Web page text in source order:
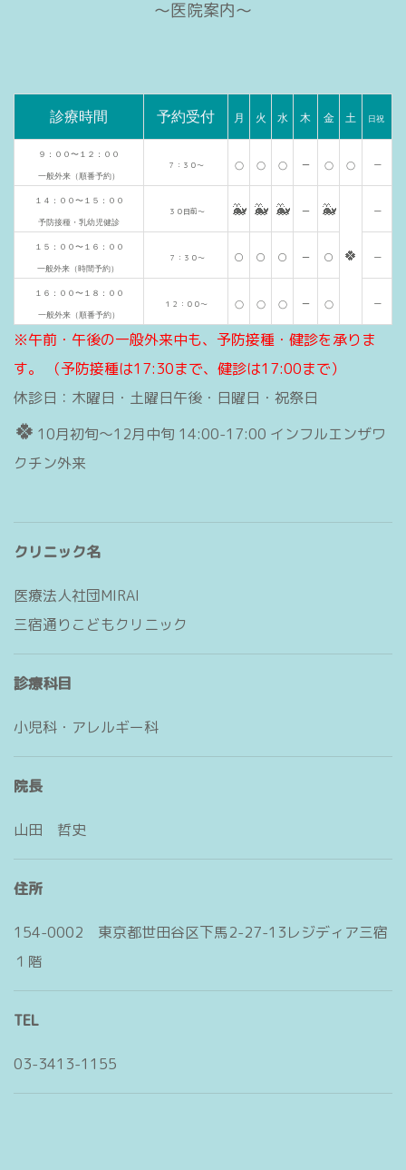
〜医院案内〜
診療時間 予約受付 月 火 水 木 金 土 日祝
９：００〜１２：００
一般外来（順番予約）
７：３０〜 ◯ ◯ ◯ ー ◯ ◯ ー
１４：００〜１５：００
予防接種・乳幼児健診
３０日前〜 🐳 🐳 🐳 ー 🐳
🍀
ー
１５：００〜１６：００
一般外来（時間予約）
７：３０〜 ◯ ◯ ◯ ー ◯ ー
１６：００〜１８：００
一般外来（順番予約）
１２：００〜 ◯ ◯ ◯ ー ◯ ー
※午前・午後の一般外来中も、予防接種・健診を承りま
す。
（予防接種は17:30まで、健診は17:00まで）
休診日：木曜日・土曜日午後・日曜日・祝祭日
🍀 10月初旬〜12月中旬 14:00-17:00 インフルエンザワ
クチン外来
クリニック名
医療法人社団MIRAI
三宿通りこどもクリニック
診療科目
小児科・アレルギー科
院長
山田 哲史
住所
154-0002 東京都世田谷区下馬2-27-13レジディア三宿
１階
TEL
03-3413-1155